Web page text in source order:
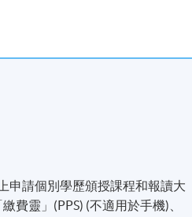
申請個別學歷頒授課程和報讀大
費靈」(PPS) (不適用於手機)、